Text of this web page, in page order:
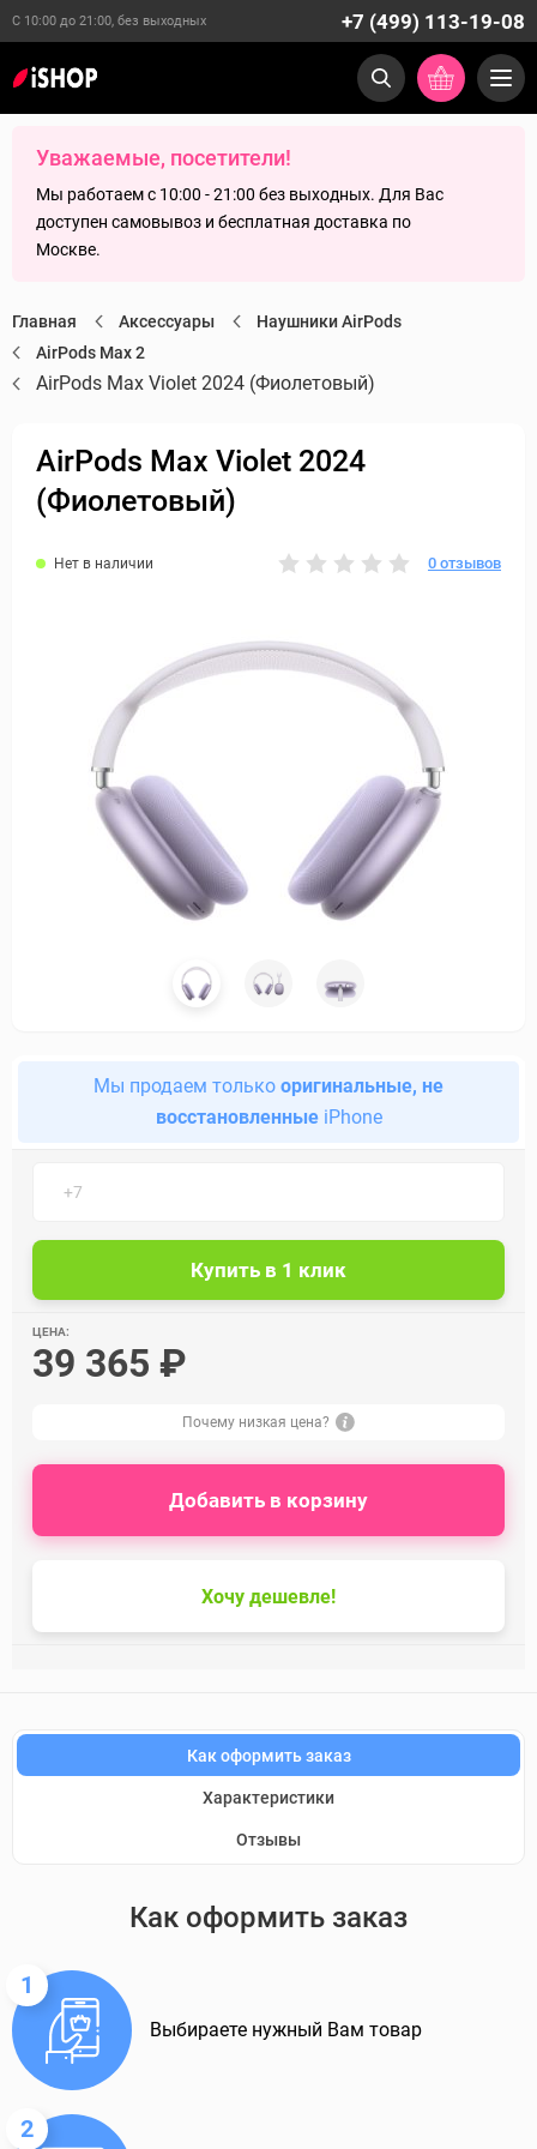
С 10:00 до 21:00, без выходных +7 (499) 113-19-08
Уважаемые, посетители!
Мы работаем с 10:00 - 21:00 без выходных. Для Вас
доступен самовывоз и бесплатная доставка по
Москве.
Главная Аксессуары
Наушники AirPods
AirPods Max 2
AirPods Max Violet 2024 (Фиолетовый)
AirPods Max Violet 2024
(Фиолетовый)
Нет в наличии 0 отзывов
Мы продаем только оригинальные, не
восстановленныеiPhone
ЦЕНА:
39 365 ₽
Почему низкая цена?
Хочу дешевле!
Добавить в корзину
Как оформить заказ
Характеристики
Отзывы
Как оформить заказ
1
Выбираете нужный Вам товар
2